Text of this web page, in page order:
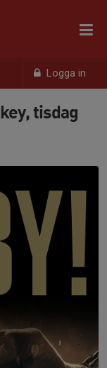
Logga in
tisdag